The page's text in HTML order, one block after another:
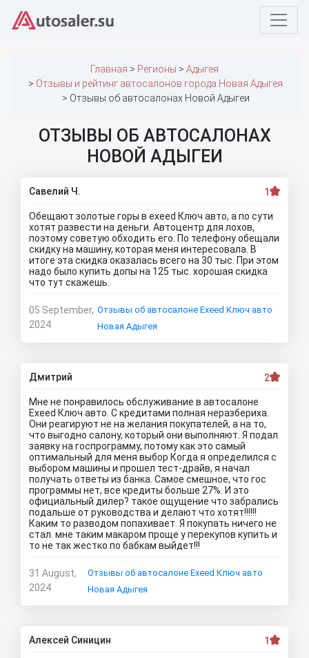
Главная Регионы
Адыгея
Отзывы и рейтинг автосалонов города Новая Адыгея
Отзывы об автосалонах Новой Адыгеи
ОТЗЫВЫ ОБ АВТОСАЛОНАХ
НОВОЙ АДЫГЕИ
Савелий Ч. 1
Обещают золотые горы в exeed Ключ авто, а по сути
хотят развести на деньги. Автоцентр для лохов,
поэтому советую обходить его. По телефону обещали
скидку на машину, которая меня интересовала. В
итоге эта скидка оказалась всего на 30 тыс. При этом
надо было купить допы на 125 тыс. хорошая скидка
что тут скажешь.
05 September,
2024
Отзывы об автосалоне Exeed Ключ авто
Новая Адыгея
Дмитрий 2
Мне не понравилось обслуживание в автосалоне
Exeed Ключ авто. С кредитами полная неразбериха.
Они реагируют не на желания покупателей, а на то,
что выгодно салону, который они выполняют. Я подал
заявку на госпрограмму, потому как это самый
оптимальный для меня выбор Когда я определился с
выбором машины и прошел тест-драйв, я начал
получать ответы из банка. Самое смешное, что гос
программы нет, все кредиты больше 27%. И это
официальный дилер? такое ощущение что забрались
подальше от руководства и делают что хотят!!!!!!
Каким то разводом попахивает. Я покупать ничего не
стал. мне таким макаром проще у перекупов купить и
то не так жестко по бабкам выйдет!!!
31 August,
2024
Отзывы об автосалоне Exeed Ключ авто
Новая Адыгея
Алексей Синицин 1